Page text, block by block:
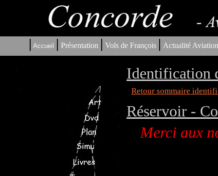
| Accueil | Présentation | Vols de François | Actualité
Identification
Retour sommaire
Réservoir -
Merci aux